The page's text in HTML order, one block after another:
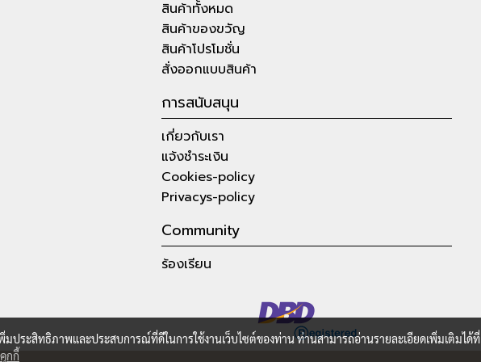
สินค้าทั้งหมด
สินค้าของขวัญ
สินค้าโปรโมชั่น
สั่งออกแบบสินค้า
การสนับสนุน
เกี่ยวกับเรา
แจ้งชำระเงิน
Cookies-policy
Privacys-policy
Community
ร้องเรียน
มประสิทธิภาพและประสบการณ์ที่ดีในการใช้งานเว็บไซต์ของท่าน ท่านสามารถอ่านรายละเอียดเพิ่มเติมได้ที่
กกี้